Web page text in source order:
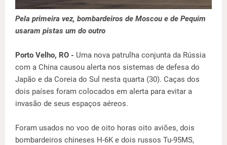
Pela primeira vez, bombardeiros de Moscou e de Pequim
usaram pistas um do outro
Porto Velho, RO - Uma nova patrulha conjunta da Rússia
com a China causou alerta nos sistemas de defesa do
Japão e da Coreia do Sul nesta quarta (30). Caças dos
dois países foram colocados em alerta para evitar a
invasão de seus espaços aéreos.
Foram usados no voo de oito horas oito aviões, dois
bombardeiros chineses H-6K e dois russos Tu-95MS,